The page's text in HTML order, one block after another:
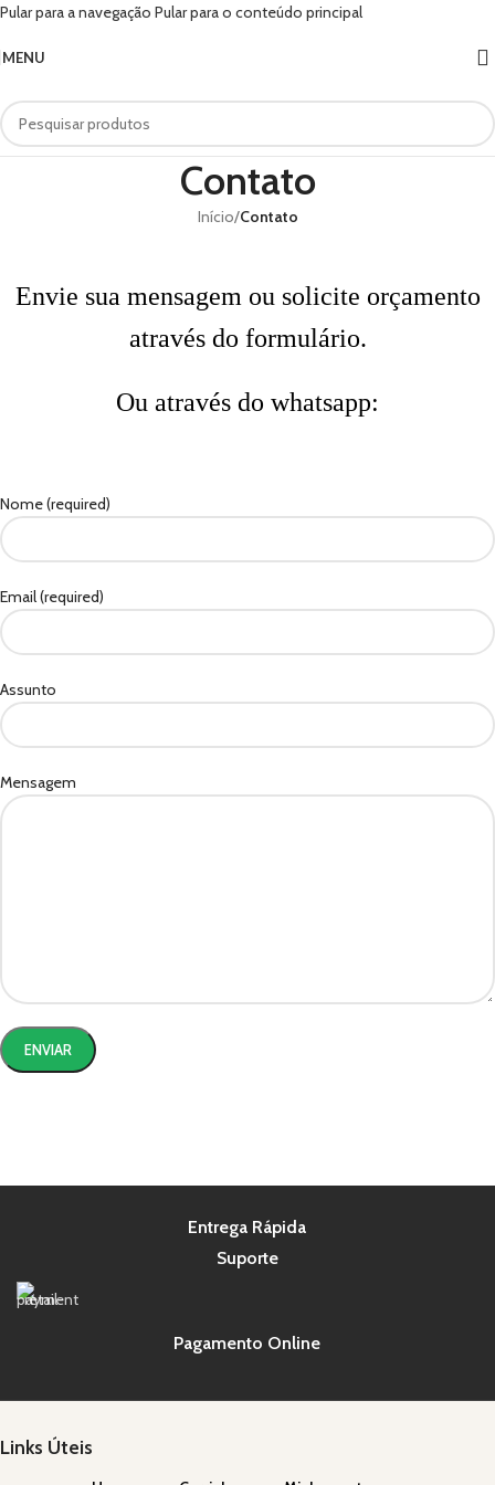
Pular para a navegação Pular para o conteúdo principal
MENU
Contato
Início/Contato
Envie sua mensagem ou solicite orçamento
através do formulário.
Ou através do whatsapp:
Nome (required)
Email (required)
Assunto
Mensagem
Entrega Rápida
Suporte
Pagamento Online
Links Úteis